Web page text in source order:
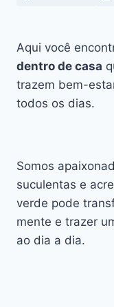
Aqui você
dentro de casa
trazem bem-
todos os dias.
Somos
suculentas e
verde pode
mente e trazer
ao dia a dia.